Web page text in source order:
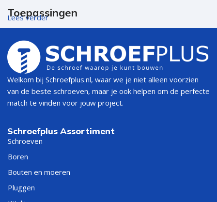
Toepassingen
Meubelbouw: kasten, omkastingen, frames
Montage in hout, MDF en spaanplaat
Beslagmontage waar een zwarte afwerking gewenst is
(Ø×L)
3,0×30
Lees verder
Welkom bij Schroefplus.nl, waar we je niet alleen voorzien
van de beste schroeven, maar je ook helpen om de perfecte
match te vinden voor jouw project.
Schroefplus Assortiment
Schroeven
Boren
Bouten en moeren
Pluggen